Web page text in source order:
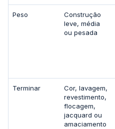
Peso
Construção
leve, média
ou pesada
Terminar
Cor, lavagem,
revestimento,
flocagem,
jacquard ou
amaciamento